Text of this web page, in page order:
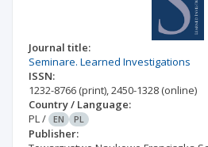
Journal title:
Seminare. Learned Investigations
ISSN:
1232-8766 (print),2450-1328 (online)
Country / Language:
PL/ EN PL
Publisher: